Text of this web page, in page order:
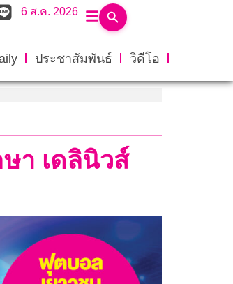
6 ส.ค. 2026
ประชาสัมพันธ์
วิดีโอ
า เดลินิวส์